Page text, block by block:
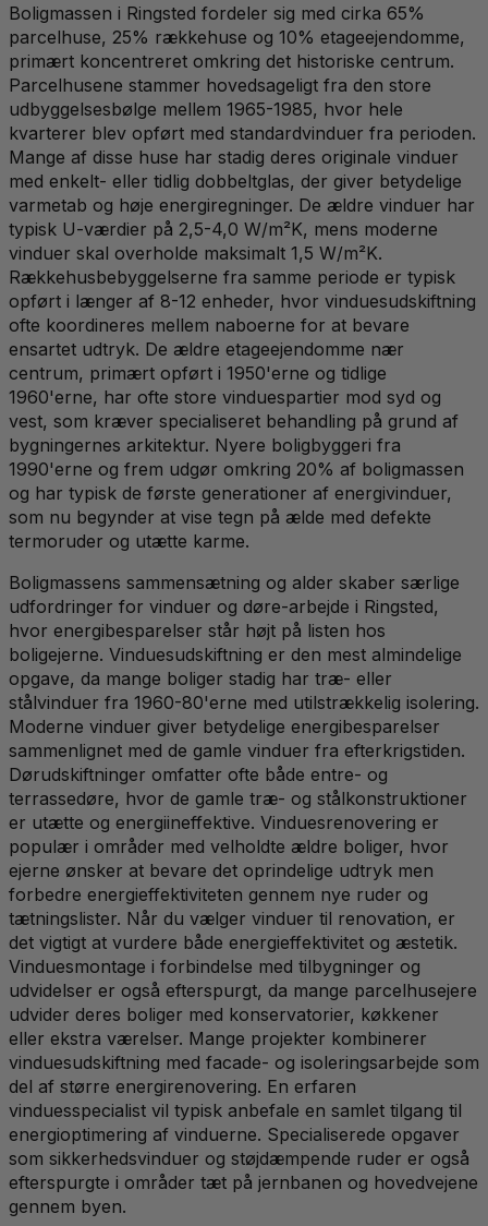
Boligmassen i Ringsted fordeler sig med cirka 65%
parcelhuse, 25% rækkehuse og 10% etageejendomme,
primært koncentreret omkring det historiske centrum.
Parcelhusene stammer hovedsageligt fra den store
udbyggelsesbølge mellem 1965-1985, hvor hele
kvarterer blev opført med standardvinduer fra perioden.
Mange af disse huse har stadig deres originale vinduer
med enkelt- eller tidlig dobbeltglas, der giver betydelige
varmetab og høje energiregninger. De ældre vinduer har
typisk U-værdier på 2,5-4,0 W/m²K, mens moderne
vinduer skal overholde maksimalt 1,5 W/m²K.
Rækkehusbebyggelserne fra samme periode er typisk
opført i længer af 8-12 enheder, hvor vinduesudskiftning
ofte koordineres mellem naboerne for at bevare
ensartet udtryk. De ældre etageejendomme nær
centrum, primært opført i 1950'erne og tidlige
1960'erne, har ofte store vinduespartier mod syd og
vest, som kræver specialiseret behandling på grund af
bygningernes arkitektur. Nyere boligbyggeri fra
1990'erne og frem udgør omkring 20% af boligmassen
og har typisk de første generationer af energivinduer,
som nu begynder at vise tegn på ælde med defekte
termoruder og utætte karme.
Boligmassens sammensætning og alder skaber særlige
udfordringer for vinduer og døre-arbejde i Ringsted,
hvor energibesparelser står højt på listen hos
boligejerne. Vinduesudskiftning er den mest almindelige
opgave, da mange boliger stadig har træ- eller
stålvinduer fra 1960-80'erne med utilstrækkelig isolering.
Moderne vinduer giver betydelige energibesparelser
sammenlignet med de gamle vinduer fra efterkrigstiden.
Dørudskiftninger omfatter ofte både entre- og
terrassedøre, hvor de gamle træ- og stålkonstruktioner
er utætte og energiineffektive. Vinduesrenovering er
populær i områder med velholdte ældre boliger, hvor
ejerne ønsker at bevare det oprindelige udtryk men
forbedre energieffektiviteten gennem nye ruder og
tætningslister. Når du vælger vinduer til renovation, er
det vigtigt at vurdere både energieffektivitet og æstetik.
Vinduesmontage i forbindelse med tilbygninger og
udvidelser er også efterspurgt, da mange parcelhusejere
udvider deres boliger med konservatorier, køkkener
eller ekstra værelser. Mange projekter kombinerer
vinduesudskiftning med facade- og isoleringsarbejde som
del af større energirenovering. En erfaren
vinduesspecialist vil typisk anbefale en samlet tilgang til
energioptimering af vinduerne. Specialiserede opgaver
som sikkerhedsvinduer og støjdæmpende ruder er også
efterspurgte i områder tæt på jernbanen og hovedvejene
gennem byen.